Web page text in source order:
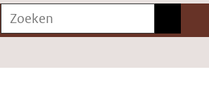
Zoeken